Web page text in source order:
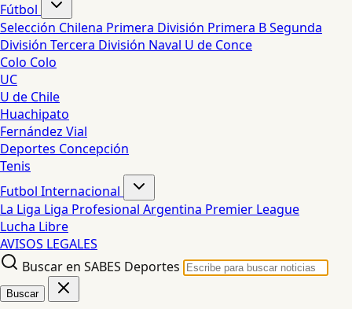
Fútbol
Selección Chilena Primera División Primera BSegunda
División Tercera División Naval U de Conce
Colo Colo
UC
U de Chile
Huachipato
Fernández Vial
Deportes Concepción
Tenis
Futbol Internacional
La Liga Liga Profesional Argentina Premier League
Lucha Libre
AVISOS LEGALES
Buscar en SABES Deportes
Buscar